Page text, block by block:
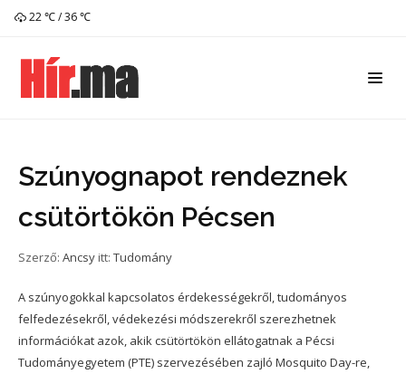
22 ℃ / 36 ℃
Szúnyognapot rendeznek
csütörtökön Pécsen
Szerző: Ancsy itt: Tudomány
A szúnyogokkal kapcsolatos érdekességekről, tudományos
felfedezésekről, védekezési módszerekről szerezhetnek
információkat azok, akik csütörtökön ellátogatnak a Pécsi
Tudományegyetem (PTE) szervezésében zajló Mosquito Day-re,